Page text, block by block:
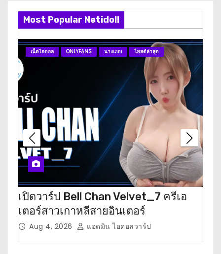
n
a
v
g
a
t
o
n
Most Popular Netidol!
เน็ตไอดอล ONLYFANS นางแบบ โพสต์ล่าสุด
เปิดวาร์ป Bell Chan Velvet_7 ครีเอ
เตอร์สาวเกาหลีสายอินเตอร์
Aug 4, 2026 แอดมิน ไอดอลวาร์ป